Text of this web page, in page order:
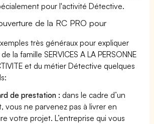
pour l'activité Détective.
de la RC PRO pour
très généraux pour expliquer
la famille SERVICES A LA PERSONNE
et du métier Détective quelques
de prestation : dans le cadre d’un
vous ne parvenez pas à livrer en
votre projet. L’entreprise qui vous